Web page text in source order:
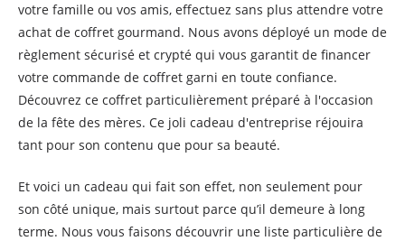
votre famille ou vos amis, effectuez sans plus attendre votre
achat de coffret gourmand. Nous avons déployé un mode de
règlement sécurisé et crypté qui vous garantit de financer
votre commande de coffret garni en toute confiance.
Découvrez ce coffret particulièrement préparé à l'occasion
de la fête des mères. Ce joli cadeau d'entreprise réjouira
tant pour son contenu que pour sa beauté.
Et voici un cadeau qui fait son effet, non seulement pour
son côté unique, mais surtout parce qu’il demeure à long
terme. Nous vous faisons découvrir une liste particulière de